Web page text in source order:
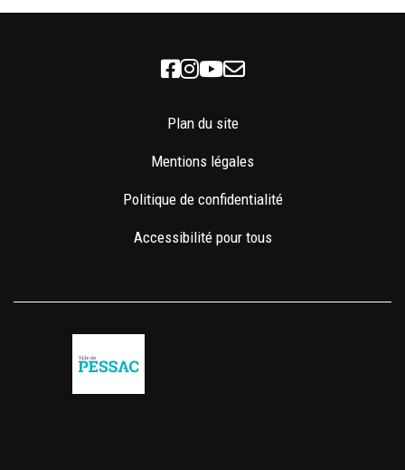
Facebook
Instagram
Youtube
Newsletter
Plan du site
Mentions légales
Politique de confidentialité
Accessibilité pour tous